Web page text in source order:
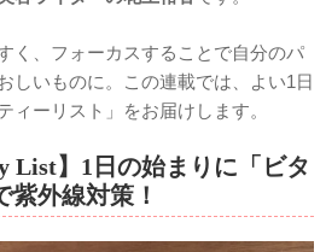
く、フォーカスすることで自分のパ
しいものに。この連載では、よい1日
ィーリスト」をお届けします。
List】1日の始まりに「ビタ
紫外線対策！